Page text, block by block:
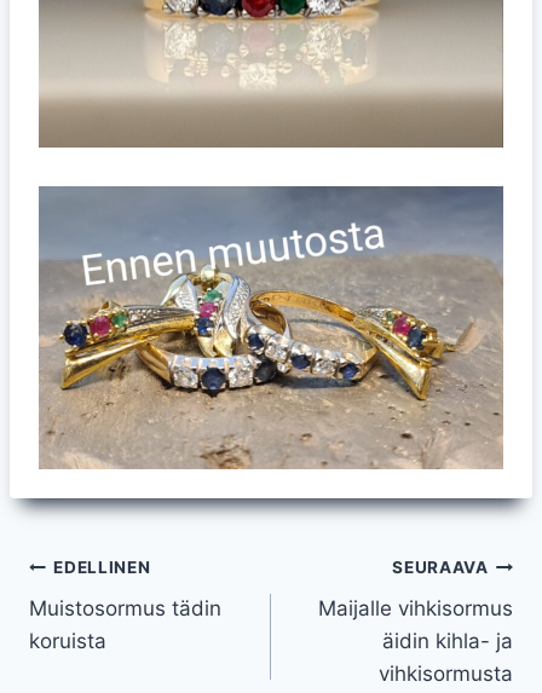
Artikkelien
selaus
EDELLINEN
Muistosormus tädin
koruista
SEURAAVA
Maijalle vihkisormus
äidin kihla- ja
vihkisormusta